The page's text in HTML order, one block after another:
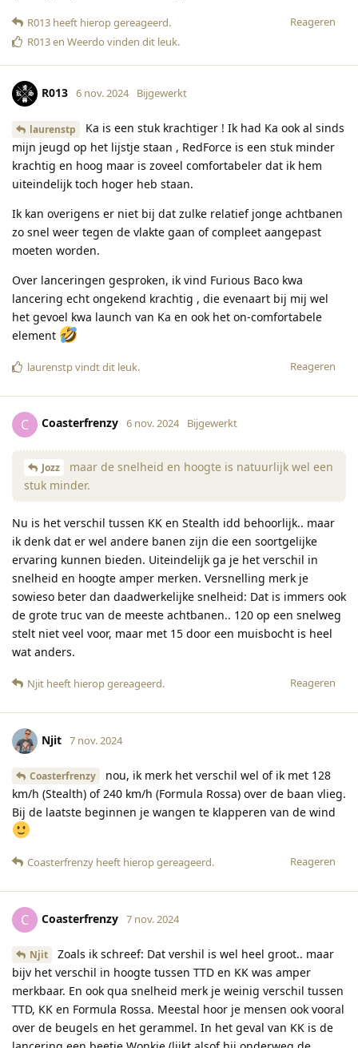
Reageren
R013 heeft hierop gereageerd.
R013en Weerdo vinden dit leuk.
R013 6 nov. 2024 Bijgewerkt
laurenstp
Ka is een stuk krachtiger ! Ik had Ka ook al sinds
mijn jeugd op het lijstje staan , RedForce is een stuk minder
krachtig en hoog maar is zoveel comfortabeler dat ik hem
uiteindelijk toch hoger heb staan.
Ik kan overigens er niet bij dat zulke relatief jonge achtbanen
zo snel weer tegen de vlakte gaan of compleet aangepast
moeten worden.
Over lanceringen gesproken, ik vind Furious Baco kwa
lancering echt ongekend krachtig , die evenaart bij mij wel
het gevoel kwa launch van Ka en ook het on-comfortabele
element
Reageren
laurenstpvindt dit leuk.
C Coasterfrenzy 6 nov. 2024 Bijgewerkt
Jozz
maar de snelheid en hoogte is natuurlijk wel een
stuk minder.
Nu is het verschil tussen KK en Stealth idd behoorlijk.. maar
ik denk dat er wel andere banen zijn die een soortgelijke
ervaring kunnen bieden. Uiteindelijk ga je het verschil in
snelheid en hoogte amper merken. Versnelling merk je
sowieso beter dan daadwerkelijke snelheid: Dat is immers ook
de grote truc van de meeste achtbanen.. 120 op een snelweg
stelt niet veel voor, maar met 15 door een muisbocht is heel
wat anders.
Reageren
Njit heeft hierop gereageerd.
Njit 7 nov. 2024
Coasterfrenzy
nou, ik merk het verschil wel of ik met 128
km/h (Stealth) of 240 km/h (Formula Rossa) over de baan vlieg.
Bij de laatste beginnen je wangen te klapperen van de wind
Reageren
Coasterfrenzy heeft hierop gereageerd.
C Coasterfrenzy 7 nov. 2024
Njit
Zoals ik schreef: Dat vershil is wel heel groot.. maar
bijv het verschil in hoogte tussen TTD en KK was amper
merkbaar. En ook qua snelheid merk je weinig verschil tussen
TTD, KK en Formula Rossa. Meestal hoor je mensen ook vooral
over de beugels en het gerammel. In het geval van KK is de